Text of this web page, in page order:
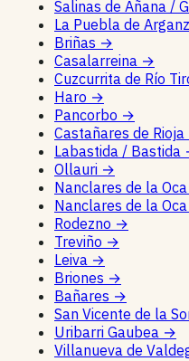
Salinas de Añana /
La Puebla de
Briñas →
Casalarreina →
Cuzcurrita de Río
Haro →
Pancorbo →
Castañares de Rioja
Labastida / Bastida
Ollauri →
Nanclares de la
Nanclares de la Oca
Rodezno →
Treviño →
Leiva →
Briones →
Bañares →
San Vicente de la
Uribarri Gaubea →
Villanueva de